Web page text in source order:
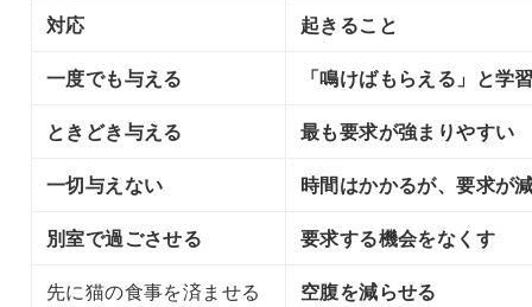
対応
起きること
一度でも与える
「鳴けばもらえる」と学
ときどき与える
最も要求が強まりやすい
一切与えない
時間はかかるが、要求が
別室で過ごさせる
要求する機会をなくす
先に猫の食事を済ませる
空腹を減らせる